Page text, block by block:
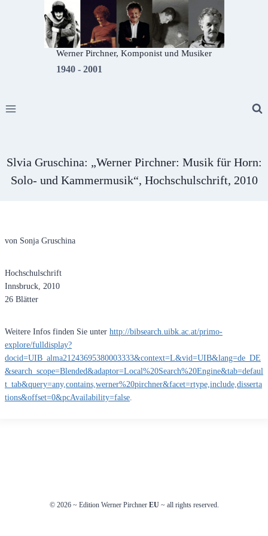
Werner Pirchner, Komponist und Musiker
1940 - 2001
Slvia Gruschina: „Werner Pirchner: Musik für Horn:
Solo- und Kammermusik“, Hochschulschrift, 2010
von Sonja Gruschina
Hochschulschrift
Innsbruck, 2010
26 Blätter
Weitere Infos finden Sie unter http://bibsearch.uibk.ac.at/primo-
explore/fulldisplay?
docid=UIB_alma21243695380003333&context=L&vid=UIB&lang=de_DE
&search_scope=Blended&adaptor=Local%20Search%20Engine&tab=defaul
t_tab&query=any,contains,werner%20pirchner&facet=rtype,include,disserta
tions&offset=0&pcAvailability=false.
© 2026 ~ Edition Werner Pirchner EU ~ all rights reserved.